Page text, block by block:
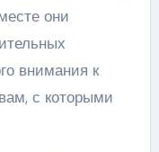
они
внимания к
с которыми